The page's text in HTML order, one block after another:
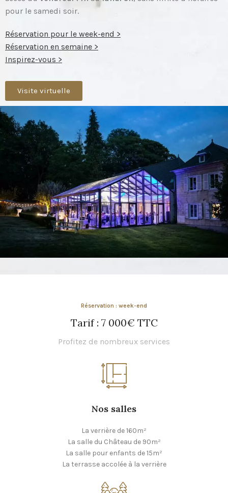
pour le samedi soir.
Réservation pour le week-end >
Réservation en semaine >
Inspirez-vous >
Visite virtuelle
Réservation : week-end
Tarif : 7 000€ TTC
Profitez de nombreux services
Nos salles
La verrière de 160m²
La salle du Château de 90m²
La salle pour enfants de 15m²​
La terrasse accolée à la verrière​